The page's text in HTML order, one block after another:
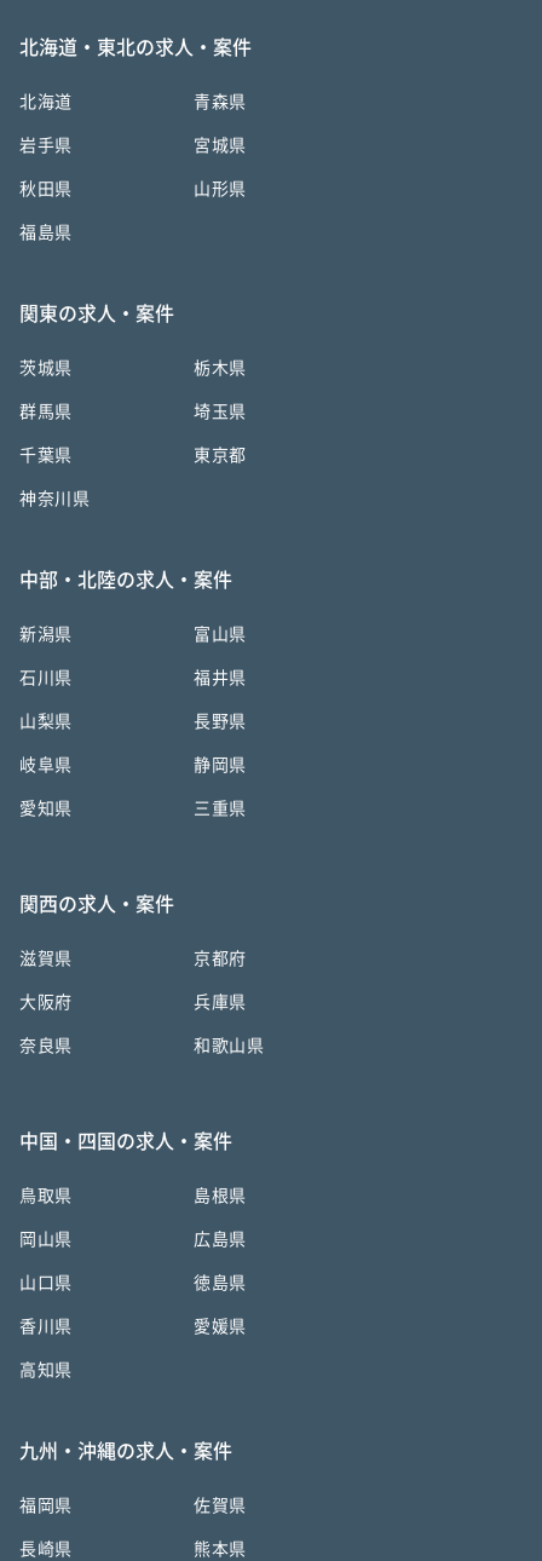
北海道・東北の求人・案件
北海道 青森県
岩手県 宮城県
秋田県 山形県
福島県
関東の求人・案件
茨城県 栃木県
群馬県 埼玉県
千葉県 東京都
神奈川県
中部・北陸の求人・案件
新潟県 富山県
石川県 福井県
山梨県 長野県
岐阜県 静岡県
愛知県 三重県
関西の求人・案件
滋賀県 京都府
大阪府 兵庫県
奈良県 和歌山県
中国・四国の求人・案件
鳥取県 島根県
岡山県 広島県
山口県 徳島県
香川県 愛媛県
高知県
九州・沖縄の求人・案件
福岡県 佐賀県
長崎県 熊本県